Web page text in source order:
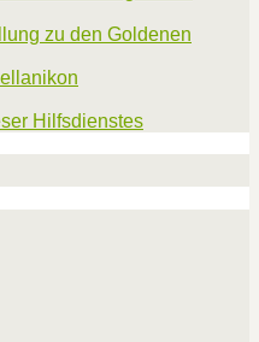
zu den Goldenen
Hilfsdienstes